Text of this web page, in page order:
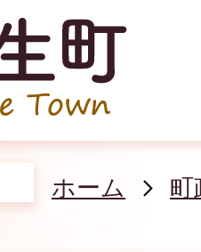
ホーム 町